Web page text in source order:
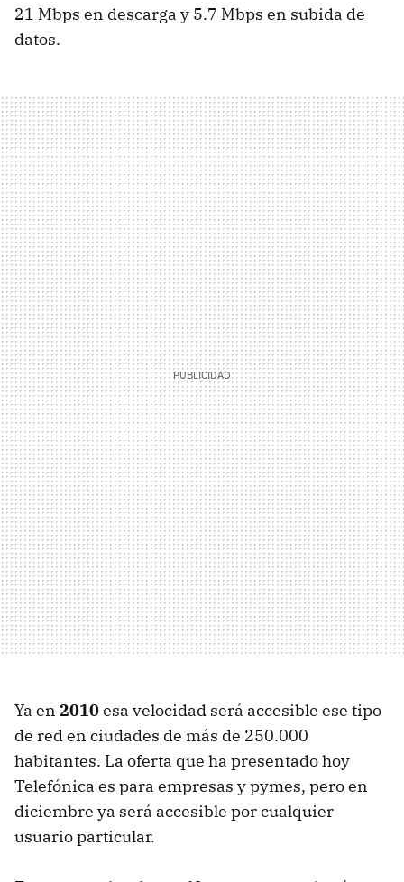
21 Mbps en descarga y 5.7 Mbps en subida de
datos.
Ya en 2010esa velocidad será accesible ese tipo
de red en ciudades de más de 250.000
habitantes. La oferta que ha presentado hoy
Telefónica es para empresas y pymes, pero en
diciembre ya será accesible por cualquier
usuario particular.